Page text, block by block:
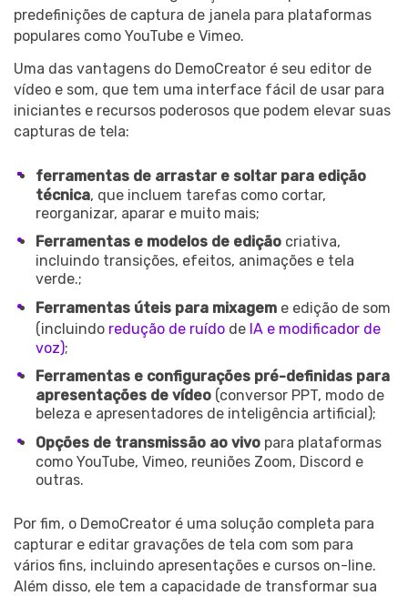
predefinições de captura de janela para plataformas
populares como YouTube e Vimeo.
Uma das vantagens do DemoCreator é seu editor de
vídeo e som, que tem uma interface fácil de usar para
iniciantes e recursos poderosos que podem elevar suas
capturas de tela:
ferramentas de arrastar e soltar para edição
técnica, que incluem tarefas como cortar,
reorganizar, aparar e muito mais;
Ferramentas e modelos de edição criativa,
incluindo transições, efeitos, animações e tela
verde.;
Ferramentas úteis para mixagem e edição de som
(incluindo redução de ruído de IA e modificador de
voz);
Ferramentas e configurações pré-definidas para
apresentações de vídeo (conversor PPT, modo de
beleza e apresentadores de inteligência artificial);
Opções de transmissão ao vivo para plataformas
como YouTube, Vimeo, reuniões Zoom, Discord e
outras.
Por fim, o DemoCreator é uma solução completa para
capturar e editar gravações de tela com som para
vários fins, incluindo apresentações e cursos on-line.
Além disso, ele tem a capacidade de transformar sua